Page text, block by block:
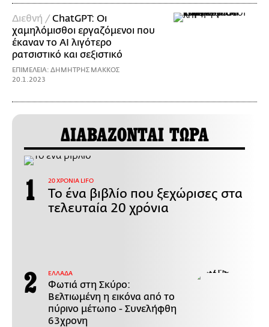
Διεθνή /ChatGPT: Οι
χαμηλόμισθοι εργαζόμενοι που
έκαναν το AI λιγότερο
ρατσιστικό και σεξιστικό
ΕΠΙΜΕΛΕΙΑ: ΔΗΜΗΤΡΗΣ ΜΑΚΚΟΣ
20.1.2023
ΔΙΑΒΑΖΟΝΤΑΙ ΤΩΡΑ
20 ΧΡΟΝΙΑ LIFO
Το ένα βιβλίο που ξεχώρισες στα
τελευταία 20 χρόνια
ΕΛΛΑΔΑ
Φωτιά στη Σκύρο:
Βελτιωμένη η εικόνα από το
πύρινο μέτωπο - Συνελήφθη
63χρονη